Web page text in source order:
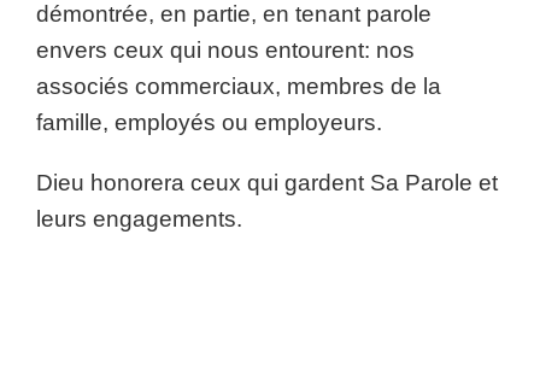
démontrée, en partie, en tenant parole
envers ceux qui nous entourent: nos
associés commerciaux, membres de la
famille, employés ou employeurs.
Dieu honorera ceux qui gardent Sa Parole et
leurs engagements.